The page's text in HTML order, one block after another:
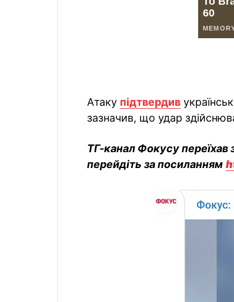
Атаку підтвердив
зазначив, що удар
ТГ-канал Фокусу
перейдіть за посиланням